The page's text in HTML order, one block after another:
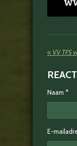
« VV TFS
Naam *
E-